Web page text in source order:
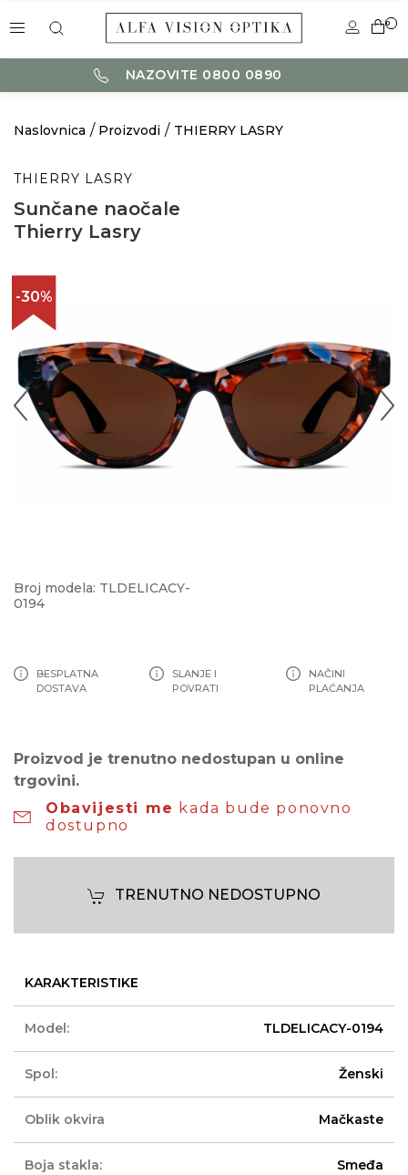
0
NAZOVITE 0800 0890
Naslovnica Proizvodi THIERRY LASRY
THIERRY LASRY
Sunčane naočale
Thierry Lasry
-30%
Broj modela: TLDELICACY-
0194
BESPLATNA
DOSTAVA
SLANJE I
POVRATI
NAČINI
PLAĆANJA
Proizvod je trenutno nedostupan u online
trgovini.
Obavijesti me kada bude ponovno
dostupno
TRENUTNO NEDOSTUPNO
KARAKTERISTIKE
Model: TLDELICACY-0194
Spol: Ženski
Oblik okvira Mačkaste
Boja stakla: Smeđa